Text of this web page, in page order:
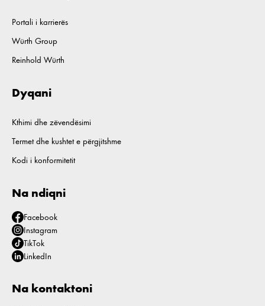
Portali i karrierës
Würth Group
Reinhold Würth
Dyqani
Kthimi dhe zëvendësimi
Termet dhe kushtet e përgjitshme
Kodi i konformitetit
Na ndiqni
Facebook
Instagram
TikTok
LinkedIn
Na kontaktoni